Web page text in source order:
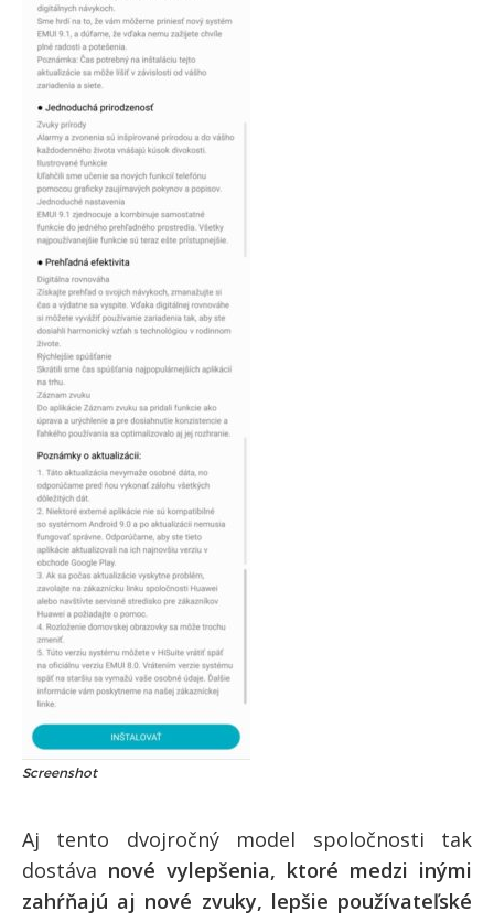
Screenshot
Aj tento dvojročný model spoločnosti tak
dostáva nové vylepšenia, ktoré medzi inými
zahŕňajú aj nové zvuky, lepšie používateľské